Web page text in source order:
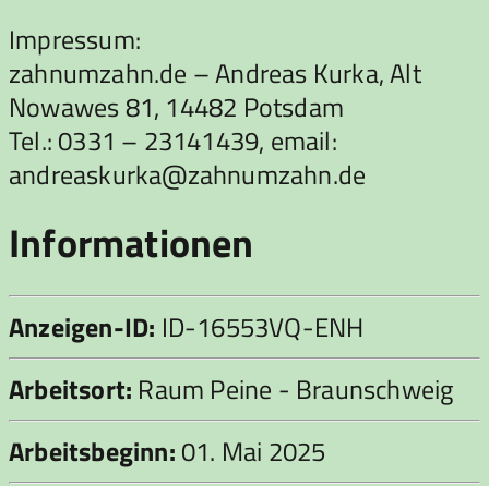
Impressum:
zahnumzahn.de – Andreas Kurka, Alt
Nowawes 81, 14482 Potsdam
Tel.: 0331 – 23141439, email:
andreaskurka@zahnumzahn.de
Informationen
Anzeigen-ID: ID-16553VQ-ENH
Arbeitsort: Raum Peine - Braunschweig
Arbeitsbeginn:01. Mai 2025